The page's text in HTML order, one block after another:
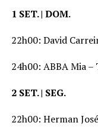
1 SET. | DOM.
22h00: David
24h00: ABBA Mia
2 SET. | SEG.
22h00: Herman